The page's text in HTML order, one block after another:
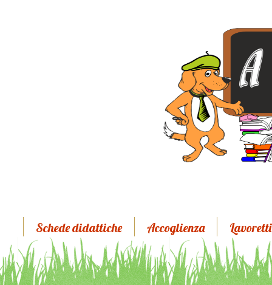
Schede didattiche Accoglienza Lavoretti